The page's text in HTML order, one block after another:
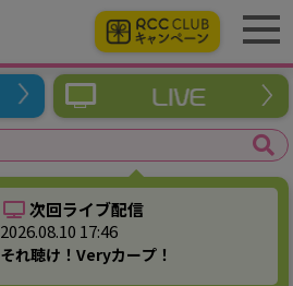
次回ライブ配信
2026.08.10 17:46
それ聴け！Veryカープ！